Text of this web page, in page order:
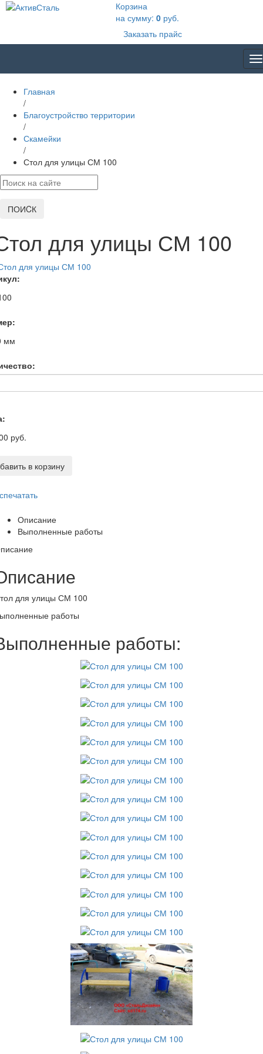
Корзина
на сумму: 0руб.
Заказать прайс
Главная
/
Благоустройство территории
/
Скамейки
/
Стол для улицы СМ 100
ПОИCК
для улицы СМ 100
мм
руб.
в корзину
Описание
Выполненные работы
для улицы СМ 100
работы
работы: